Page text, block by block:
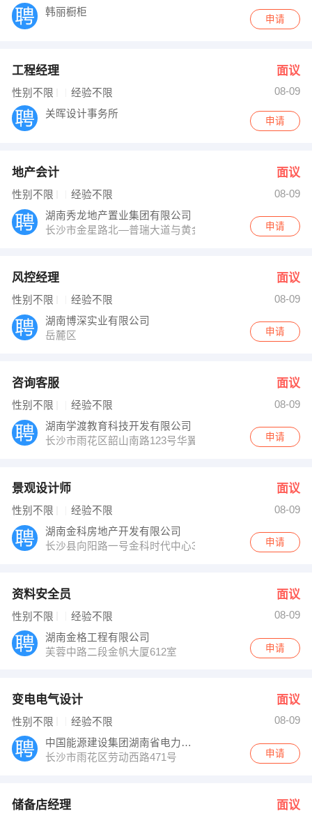
韩丽橱柜
申请
工程经理 面议
性别不限 经验不限
08-09
关晖设计事务所
申请
地产会计 面议
性别不限 经验不限
08-09
湖南秀龙地产置业集团有限公司
长沙市金星路北—普瑞大道与黄金大道交叉西南角
申请
风控经理 面议
性别不限 经验不限
08-09
湖南博深实业有限公司
岳麓区
申请
咨询客服 面议
性别不限 经验不限
08-09
湖南学渡教育科技开发有限公司
长沙市雨花区韶山南路123号华翼府A座
申请
景观设计师 面议
性别不限 经验不限
08-09
湖南金科房地产开发有限公司
长沙县向阳路一号金科时代中心3号栋写字楼9楼申请
资料安全员 面议
性别不限 经验不限
08-09
湖南金格工程有限公司
芙蓉中路二段金帆大厦612室
申请
变电电气设计 面议
性别不限 经验不限
08-09
中国能源建设集团湖南省电力设计院有限公司
长沙市雨花区劳动西路471号
申请
储备店经理 面议